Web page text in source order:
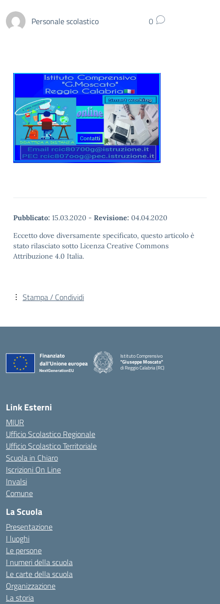
Personale scolastico 0
Pubblicato: 15.03.2020 - Revisione: 04.04.2020
Eccetto dove diversamente specificato, questo articolo è
stato rilasciato sotto Licenza Creative Commons
Attribuzione 4.0 Italia.
Stampa / Condividi
Istituto Comprensivo
"Giuseppe Moscato"
di Reggio Calabria (RC)
— Visita la pagina iniziale della scuola
Link Esterni
MIUR
Ufficio Scolastico Regionale
Ufficio Scolastico Territoriale
Scuola in Chiaro
Iscrizioni On Line
Invalsi
Comune
La Scuola
Presentazione
I luoghi
Le persone
I numeri della scuola
Le carte della scuola
Organizzazione
La storia